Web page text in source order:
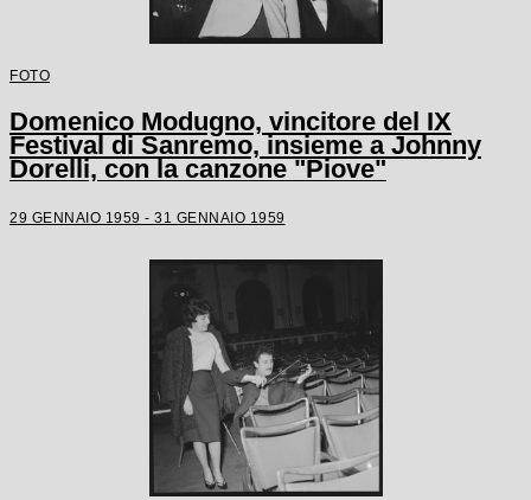
FOTO
Domenico Modugno, vincitore del IX
Festival di Sanremo, insieme a Johnny
Dorelli, con la canzone "Piove"
29 GENNAIO 1959 - 31 GENNAIO 1959